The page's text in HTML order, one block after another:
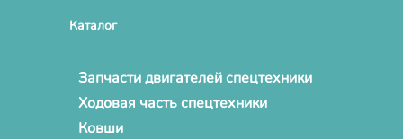
Каталог
Запчасти двигателей спецтехники
Ходовая часть спецтехники
Ковши